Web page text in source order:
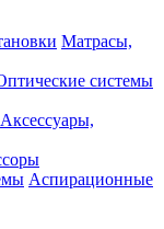
Матрасы,
системы
Аксессуары,
Аспирационные